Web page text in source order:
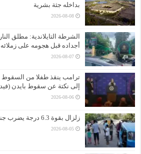
بداخله جثة بشرية
2026-08-08
الشرطة التايلاندية: مطلق
أجداده قبل هجومه على زملائه
2026-08-07
ترامب ينقذ طفلا من
إلى نكتة عن سقوط بايدن
2026-08-06
زلزال بقوة 6.3 درجة يضرب جنوب الفلبين (فيديو)
2026-08-05